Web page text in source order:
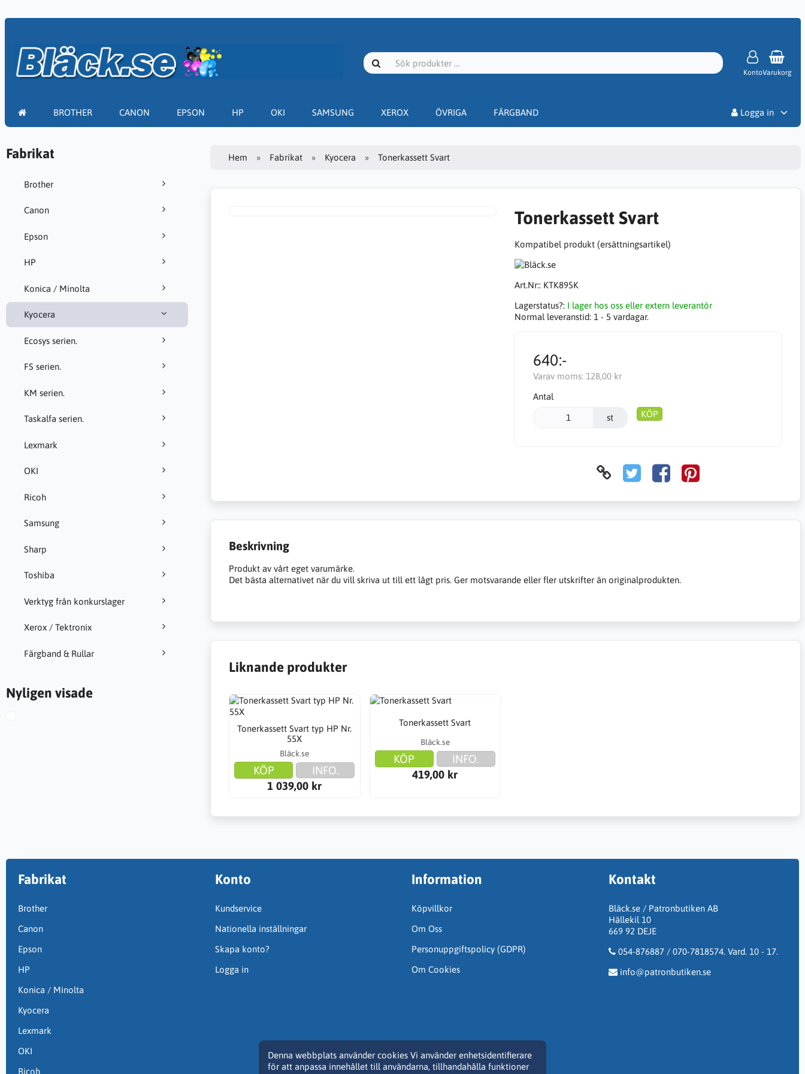
KontoVarukorg
BROTHER CANON EPSON HP OKI SAMSUNG XEROX ÖVRIGA FÄRGBAND
Logga in
Fabrikat
Brother
Canon
Epson
HP
Konica / Minolta
Kyocera
Ecosys serien.
FS serien.
KM serien.
Taskalfa serien.
Lexmark
OKI
Ricoh
Samsung
Sharp
Toshiba
Verktyg från konkurslager
Xerox / Tektronix
Färgband & Rullar
Nyligen visade
Hem Fabrikat Kyocera Tonerkassett Svart
Tonerkassett Svart
Kompatibel produkt (ersättningsartikel)
Art.Nr:: KTK895K
Lagerstatus?: I lager hos oss eller extern leverantör
Normal leveranstid: 1 - 5 vardagar.
640:-
Varav moms: 128,00 kr
Antal
st KÖP
Beskrivning
Produkt av vårt eget varumärke.
Det bästa alternativet när du vill skriva ut till ett lågt pris. Ger motsvarande eller fler utskrifter än originalprodukten.
Liknande produkter
Tonerkassett Svart typ HP Nr.
55X
Bläck.se
KÖP
INFO.
1 039,00 kr
Tonerkassett Svart
Bläck.se
KÖP
INFO.
419,00 kr
Denna webbplats använder cookies Vi använder enhetsidentifierare
för att anpassa innehållet till användarna, tillhandahålla funktioner
Fabrikat
Brother
Canon
Epson
HP
Konica / Minolta
Kyocera
Lexmark
OKI
Ricoh
Konto
Kundservice
Nationella inställningar
Skapa konto?
Logga in
Information
Köpvillkor
Om Oss
Personuppgiftspolicy (GDPR)
Om Cookies
Kontakt
Bläck.se / Patronbutiken AB
Hällekil 10
669 92 DEJE
054-876887 / 070-7818574. Vard. 10 - 17.
info@patronbutiken.se